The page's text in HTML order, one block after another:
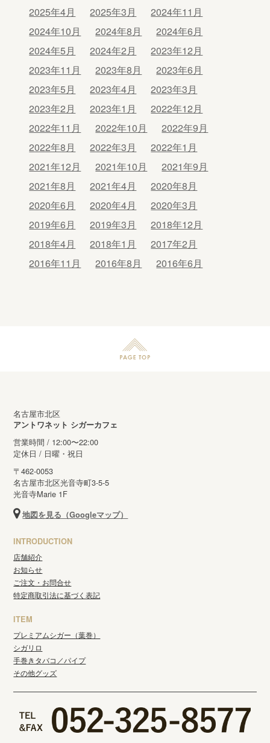
2025年4月
2025年3月
2024年11月
2024年10月
2024年8月
2024年6月
2024年5月
2024年2月
2023年12月
2023年11月
2023年8月
2023年6月
2023年5月
2023年4月
2023年3月
2023年2月
2023年1月
2022年12月
2022年11月
2022年10月
2022年9月
2022年8月
2022年3月
2022年1月
2021年12月
2021年10月
2021年9月
2021年8月
2021年4月
2020年8月
2020年6月
2020年4月
2020年3月
2019年6月
2019年3月
2018年12月
2018年4月
2018年1月
2017年2月
2016年11月
2016年8月 2016年6月
名古屋市北区
アントワネット シガーカフェ
営業時間 / 12:00〜22:00
定休日 / 日曜・祝日
〒462-0053
名古屋市北区光音寺町3-5-5
光音寺Marie 1F
地図を見る（Googleマップ）
INTRODUCTION
店舗紹介
お知らせ
ご注文・お問合せ
特定商取引法に基づく表記
ITEM
プレミアムシガー（葉巻）
シガリロ
手巻きタバコ／パイプ
その他グッズ